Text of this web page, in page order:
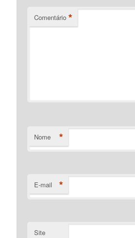
Comentário *
Nome *
E-mail *
Site